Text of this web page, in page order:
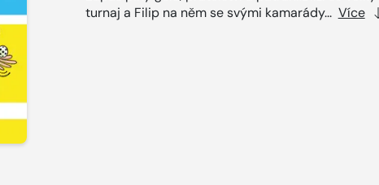
turnaj a Filip na něm se svými kamarády... Více